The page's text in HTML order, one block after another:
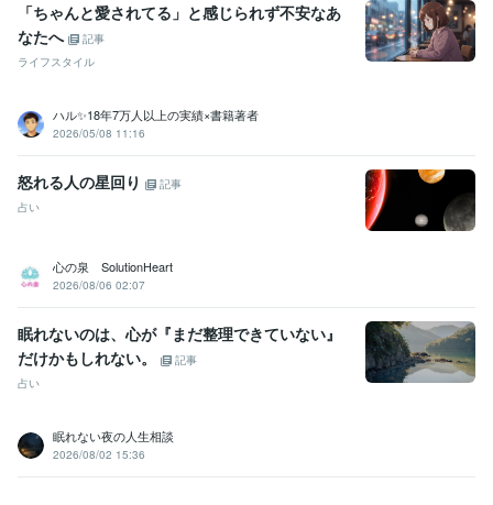
「ちゃんと愛されてる」と感じられず不安なあ
なたへ
記事
ライフスタイル
ハル✨18年7万人以上の実績×書籍著者
2026/05/08 11:16
怒れる人の星回り
記事
占い
心の泉 SolutionHeart
2026/08/06 02:07
眠れないのは、心が『まだ整理できていない』
だけかもしれない。
記事
占い
眠れない夜の人生相談
2026/08/02 15:36